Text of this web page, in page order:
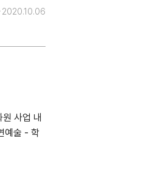
2020.10.06
사업 내
예술 - 학